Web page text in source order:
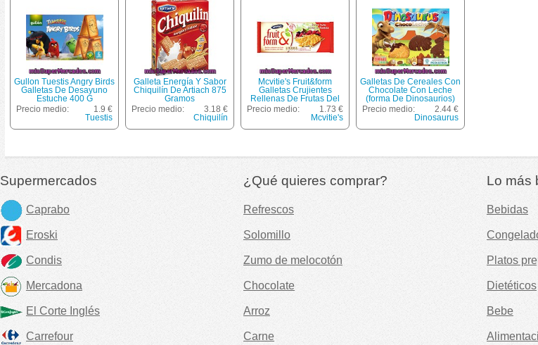
Gullon Tuestis Angry Birds
Galletas De Desayuno
Estuche 400 G
Precio medio:
1.9 €
Tuestis
Galleta Energía Y Sabor
Chiquilín De Artiach 875
Gramos
Precio medio:
3.18 €
Chiquilín
Mcvitie's Fruit&form
Galletas Crujientes
Rellenas De Frutas Del
Bosque Estuche 195 G
Precio medio:
1.73 €
Mcvitie's
Galletas De Cereales Con
Chocolate Con Leche
(forma De Dinosaurios)
Artiach Dinosaurus 340
Gramos
Precio medio:
2.44 €
Dinosaurus
Supermercados
Caprabo
Eroski
Condis
Mercadona
El Corte Inglés
Carrefour
¿Qué quieres comprar?
Refrescos
Solomillo
Zumo de melocotón
Chocolate
Arroz
Carne
Lo más
Bebidas
Platos
Dietéticos
Bebe